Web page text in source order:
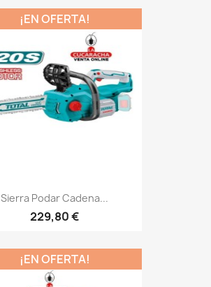
Sierra Podar Cadena...
229,80 €
¡EN OFERTA!
¡EN OFERTA!